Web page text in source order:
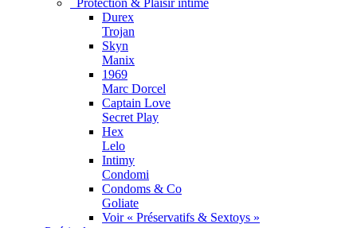
Protection & Plaisir intime
Durex
Trojan
Skyn
Manix
1969
Marc Dorcel
Captain Love
Secret Play
Hex
Lelo
Intimy
Condomi
Condoms & Co
Goliate
Voir « Préservatifs & Sextoys »